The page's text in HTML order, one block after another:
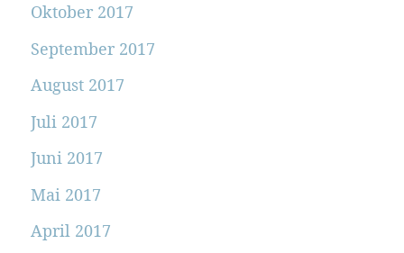
Oktober 2017
September 2017
August 2017
Juli 2017
Juni 2017
Mai 2017
April 2017